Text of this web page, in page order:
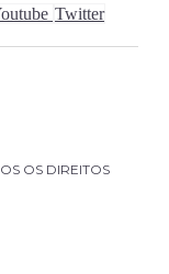
Twitter
OS DIREITOS